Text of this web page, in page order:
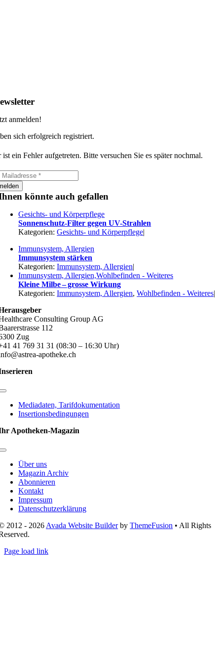
anmelden!
sich erfolgreich registriert.
ist ein Fehler aufgetreten. Bitte versuchen Sie es später nochmal.
könnte auch gefallen
Gesichts- und Körperpflege
Sonnenschutz-Filter gegen UV-Strahlen
Kategorien:Gesichts- und Körperpflege|
Immunsystem, Allergien
Immunsystem stärken
Kategorien:Immunsystem, Allergien|
Immunsystem, Allergien,Wohlbefinden - Weiteres
Kleine Milbe – grosse Wirkung
Kategorien:Immunsystem, Allergien,Wohlbefinden - Weiteres|
Consulting Group AG
112
Zug
41 769 31 31 (08:30 – 16:30 Uhr)
apotheke.ch
Toggle
NavigationMediadaten, Tarifdokumentation
Insertionsbedingungen
Apotheken-Magazin
Toggle
NavigationÜber uns
Magazin Archiv
Abonnieren
Kontakt
Impressum
Datenschutzerklärung
2012 - 2026 Avada Website BuilderbyThemeFusion • All Rights
Page load link